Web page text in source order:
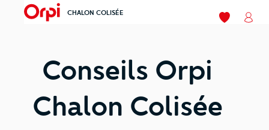
menu CHALON COLISÉE
Mes favoris
Conseils Orpi
Chalon Colisée